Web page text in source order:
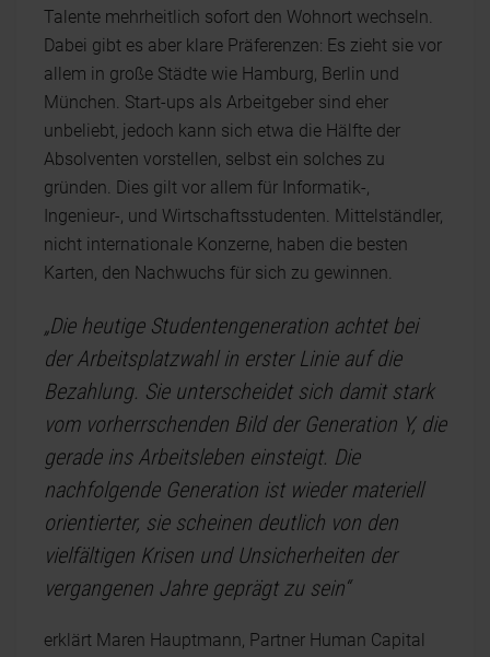
Talente mehrheitlich sofort den Wohnort wechseln.
Dabei gibt es aber klare Präferenzen: Es zieht sie vor
allem in große Städte wie Hamburg, Berlin und
München. Start-ups als Arbeitgeber sind eher
unbeliebt, jedoch kann sich etwa die Hälfte der
Absolventen vorstellen, selbst ein solches zu
gründen. Dies gilt vor allem für Informatik-,
Ingenieur-, und Wirtschaftsstudenten. Mittelständler,
nicht internationale Konzerne, haben die besten
Karten, den Nachwuchs für sich zu gewinnen.
„Die heutige Studentengeneration achtet bei
der Arbeitsplatzwahl in erster Linie auf die
Bezahlung. Sie unterscheidet sich damit stark
vom vorherrschenden Bild der Generation Y, die
gerade ins Arbeitsleben einsteigt. Die
nachfolgende Generation ist wieder materiell
orientierter, sie scheinen deutlich von den
vielfältigen Krisen und Unsicherheiten der
vergangenen Jahre geprägt zu sein“
erklärt Maren Hauptmann, Partner Human Capital